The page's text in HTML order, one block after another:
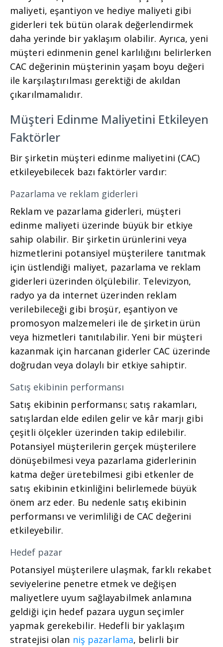
maliyeti, eşantiyon ve hediye maliyeti gibi
giderleri tek bütün olarak değerlendirmek
daha yerinde bir yaklaşım olabilir. Ayrıca, yeni
müşteri edinmenin genel karlılığını belirlerken
CAC değerinin müşterinin yaşam boyu değeri
ile karşılaştırılması gerektiği de akıldan
çıkarılmamalıdır.
Müşteri Edinme Maliyetini Etkileyen
Faktörler
Bir şirketin müşteri edinme maliyetini (CAC)
etkileyebilecek bazı faktörler vardır:
Pazarlama ve reklam giderleri
Reklam ve pazarlama giderleri, müşteri
edinme maliyeti üzerinde büyük bir etkiye
sahip olabilir. Bir şirketin ürünlerini veya
hizmetlerini potansiyel müşterilere tanıtmak
için üstlendiği maliyet, pazarlama ve reklam
giderleri üzerinden ölçülebilir. Televizyon,
radyo ya da internet üzerinden reklam
verilebileceği gibi broşür, eşantiyon ve
promosyon malzemeleri ile de şirketin ürün
veya hizmetleri tanıtılabilir. Yeni bir müşteri
kazanmak için harcanan giderler CAC üzerinde
doğrudan veya dolaylı bir etkiye sahiptir.
Satış ekibinin performansı
Satış ekibinin performansı; satış rakamları,
satışlardan elde edilen gelir ve kâr marjı gibi
çeşitli ölçekler üzerinden takip edilebilir.
Potansiyel müşterilerin gerçek müşterilere
dönüşebilmesi veya pazarlama giderlerinin
katma değer üretebilmesi gibi etkenler de
satış ekibinin etkinliğini belirlemede büyük
önem arz eder. Bu nedenle satış ekibinin
performansı ve verimliliği de CAC değerini
etkileyebilir.
Hedef pazar
Potansiyel müşterilere ulaşmak, farklı rekabet
seviyelerine penetre etmek ve değişen
maliyetlere uyum sağlayabilmek anlamına
geldiği için hedef pazara uygun seçimler
yapmak gerekebilir. Hedefli bir yaklaşım
stratejisi olan niş pazarlama, belirli bir